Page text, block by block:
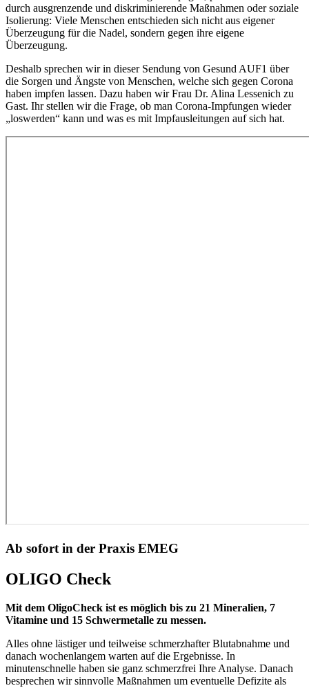
durch ausgrenzende und diskriminierende Maßnahmen oder soziale
Isolierung: Viele Menschen entschieden sich nicht aus eigener
Überzeugung für die Nadel, sondern gegen ihre eigene
Überzeugung.
Deshalb sprechen wir in dieser Sendung von Gesund AUF1 über
die Sorgen und Ängste von Menschen, welche sich gegen Corona
haben impfen lassen. Dazu haben wir Frau Dr. Alina Lessenich zu
Gast. Ihr stellen wir die Frage, ob man Corona-Impfungen wieder
„loswerden“ kann und was es mit Impfausleitungen auf sich hat.
Ab sofort in der Praxis EMEG
OLIGO Check
Mit dem OligoCheck ist es möglich bis zu 21 Mineralien, 7
Vitamine und 15 Schwermetalle zu messen.
Alles ohne lästiger und teilweise schmerzhafter Blutabnahme und
danach wochenlangem warten auf die Ergebnisse. In
minutenschnelle haben sie ganz schmerzfrei Ihre Analyse. Danach
besprechen wir sinnvolle Maßnahmen um eventuelle Defizite als